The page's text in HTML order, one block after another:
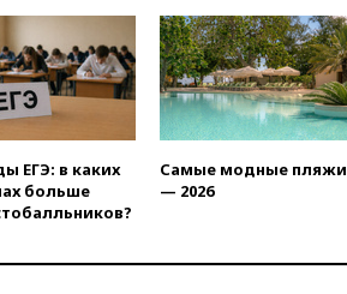
ограничения
17:17
Власти РФ помогут
пострадавшему от атак на
склады Wildberries бизнесу
Экс-директору Popcorn
условно
16:46
ЕГЭ: в каких
больше
Самые модные пляжи
— 2026